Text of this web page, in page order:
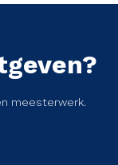
meesterwerk.